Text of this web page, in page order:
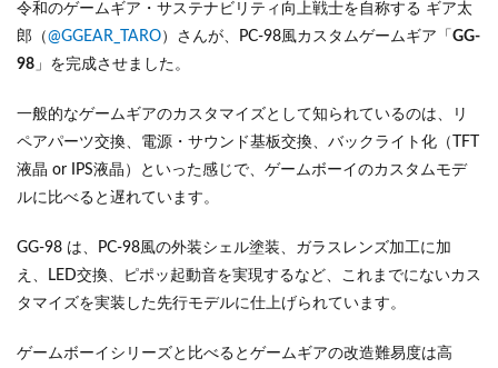
令和のゲームギア・サステナビリティ向上戦士を自称する ギア太
郎（@GGEAR_TARO）さんが、PC-98風カスタムゲームギア「 GG-
98 」を完成させました。
一般的なゲームギアのカスタマイズとして知られているのは、リ
ペアパーツ交換、電源・サウンド基板交換、バックライト化（TFT
液晶 or IPS液晶）といった感じで、ゲームボーイのカスタムモデ
ルに比べると遅れています。
GG-98 は、PC-98風の外装シェル塗装、ガラスレンズ加工に加
え、LED交換、ピポッ起動音を実現するなど、これまでにないカス
タマイズを実装した先行モデルに仕上げられています。
ゲームボーイシリーズと比べるとゲームギアの改造難易度は高